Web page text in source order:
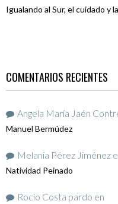
Igualando al Sur, el cuidado y
COMENTARIOS RECIENTES
Angela María Jaén
Manuel Bermúdez
Melania Pérez Jiménez
Natividad Peinado
Rocio Costa pardo en